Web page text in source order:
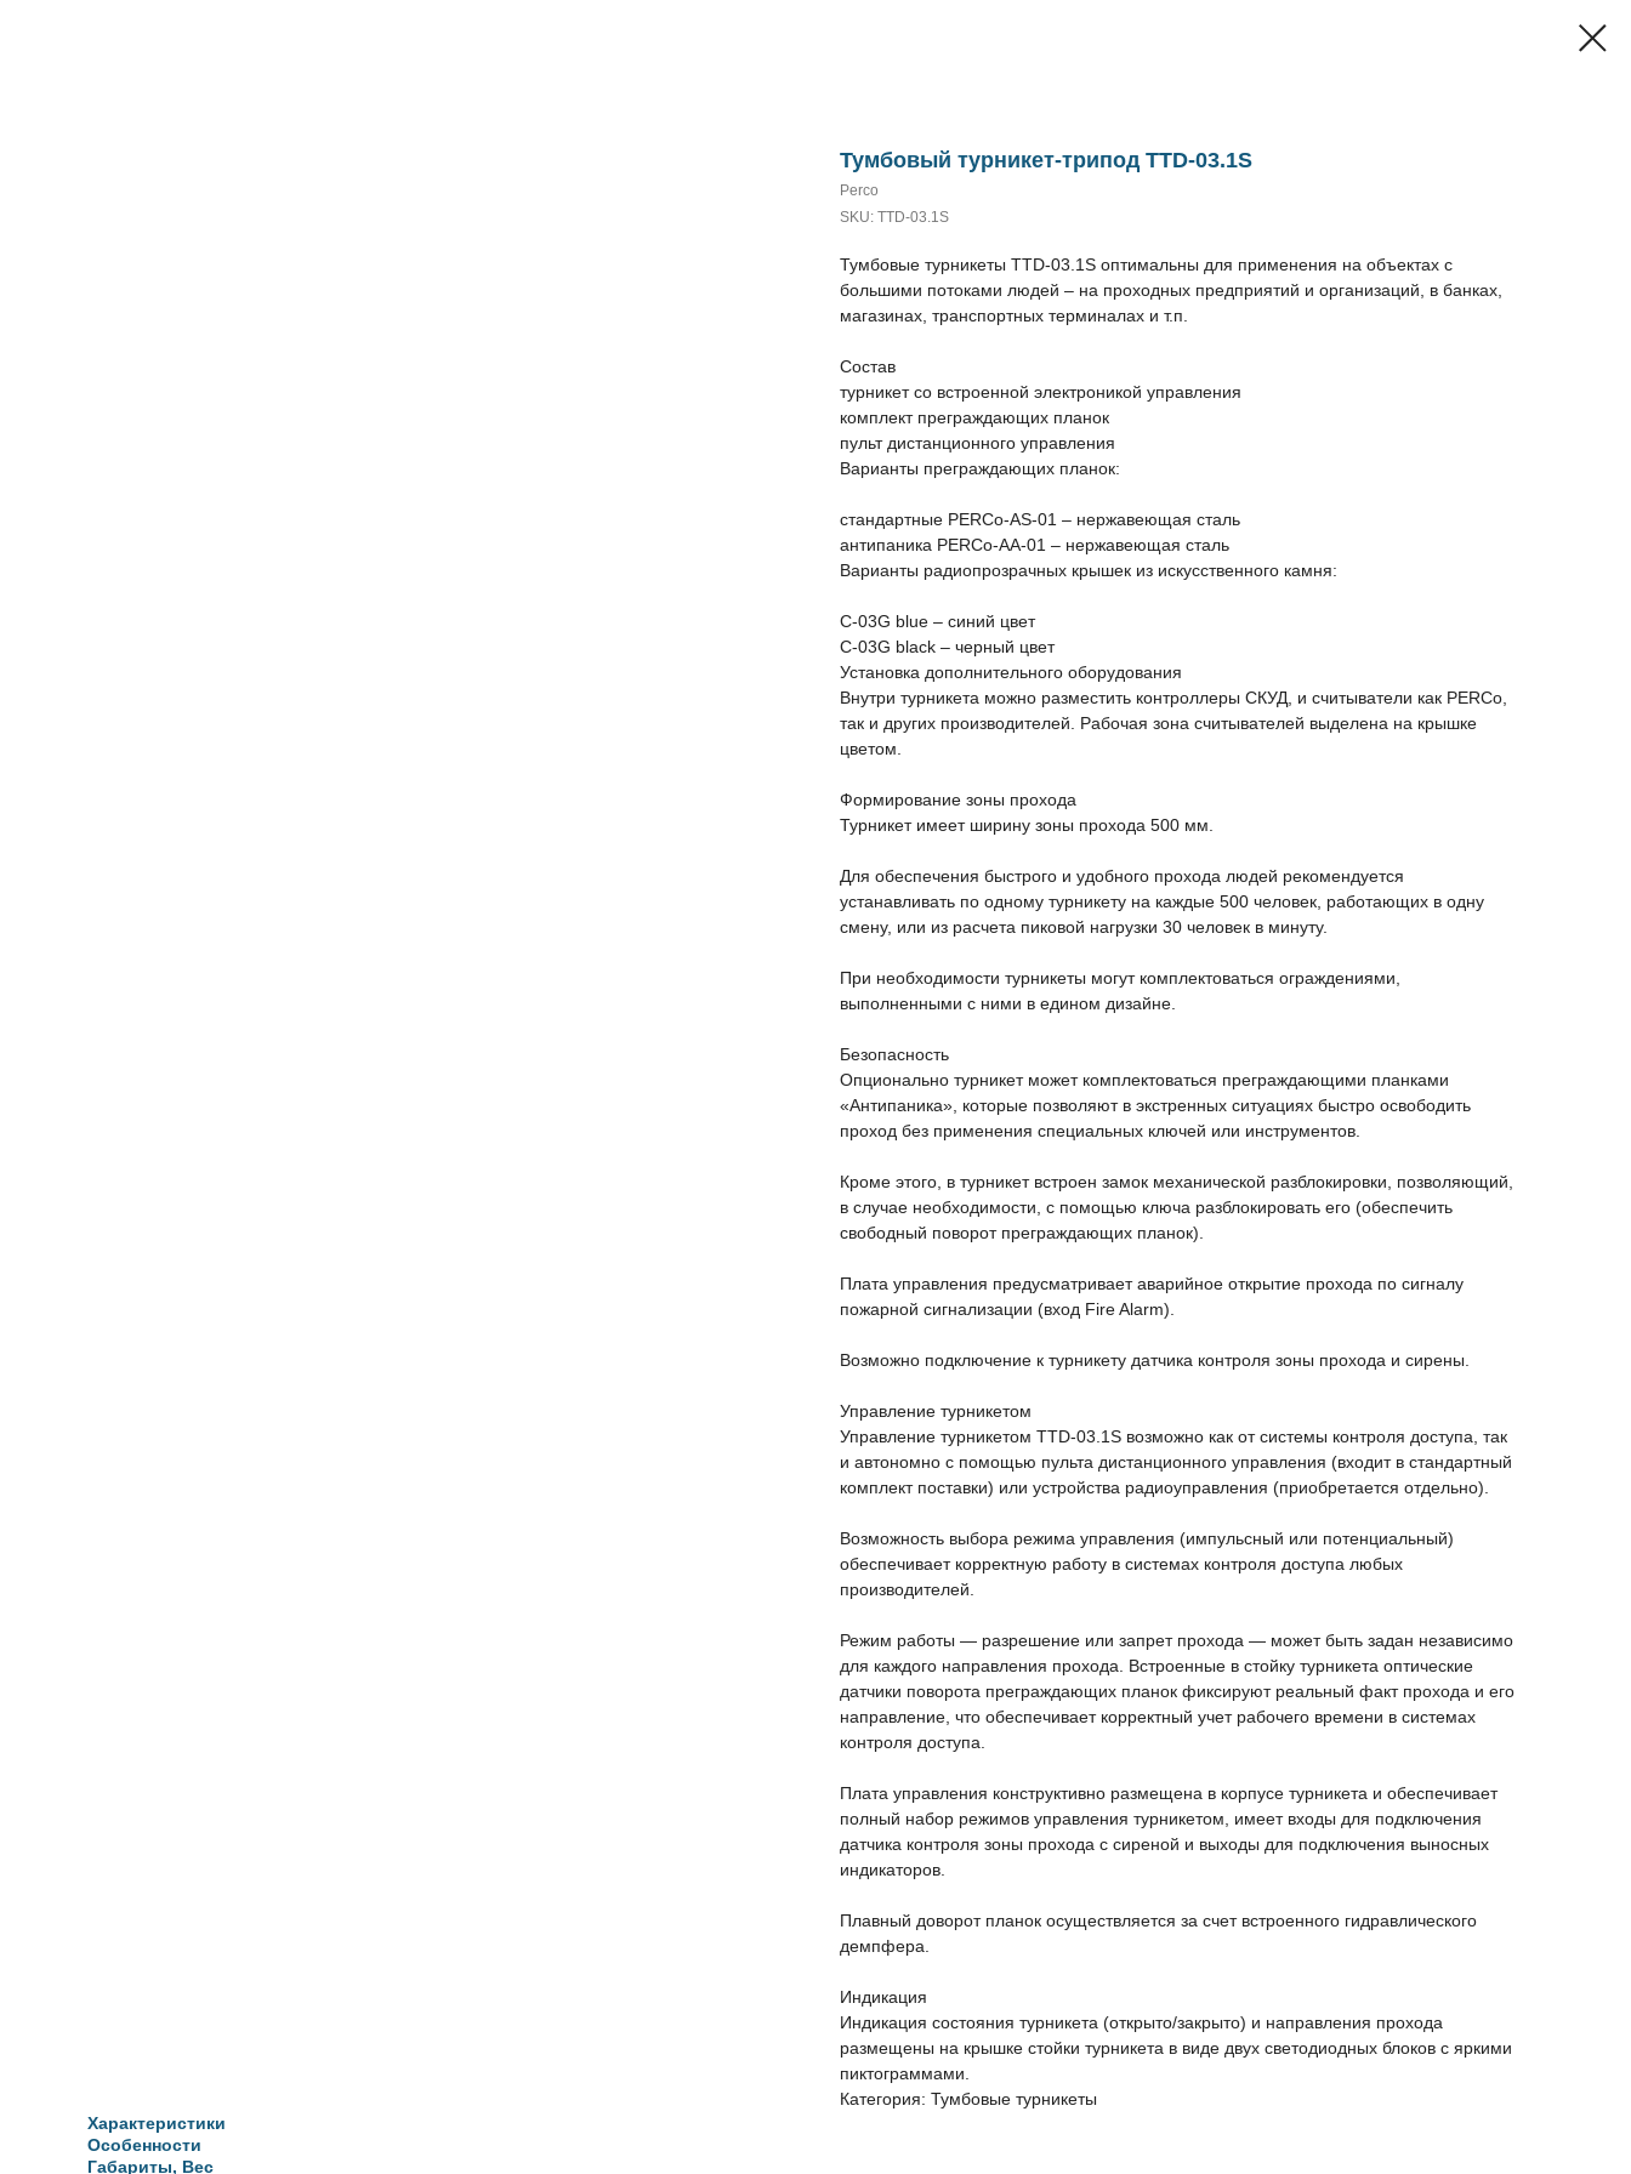
Тумбовый турникет-трипод TTD-03.1S
Perco
SKU: TTD-03.1S
Тумбовые турникеты TTD-03.1S оптимальны для применения на объектах с
большими потоками людей – на проходных предприятий и организаций, в банках,
магазинах, транспортных терминалах и т.п.
Состав
турникет со встроенной электроникой управления
комплект преграждающих планок
пульт дистанционного управления
Варианты преграждающих планок:
cтандартные PERCo-AS-01 – нержавеющая сталь
антипаника PERCo-AA-01 – нержавеющая сталь
Варианты радиопрозрачных крышек из искусственного камня:
C-03G blue – синий цвет
C-03G black – черный цвет
Установка дополнительного оборудования
Внутри турникета можно разместить контроллеры СКУД, и считыватели как PERCo,
так и других производителей. Рабочая зона считывателей выделена на крышке
цветом.
Формирование зоны прохода
Турникет имеет ширину зоны прохода 500 мм.
Для обеспечения быстрого и удобного прохода людей рекомендуется
устанавливать по одному турникету на каждые 500 человек, работающих в одну
смену, или из расчета пиковой нагрузки 30 человек в минуту.
При необходимости турникеты могут комплектоваться ограждениями,
выполненными с ними в едином дизайне.
Безопасность
Опционально турникет может комплектоваться преграждающими планками
«Антипаника», которые позволяют в экстренных ситуациях быстро освободить
проход без применения специальных ключей или инструментов.
Кроме этого, в турникет встроен замок механической разблокировки, позволяющий,
в случае необходимости, с помощью ключа разблокировать его (обеспечить
свободный поворот преграждающих планок).
Плата управления предусматривает аварийное открытие прохода по сигналу
пожарной сигнализации (вход Fire Alarm).
Возможно подключение к турникету датчика контроля зоны прохода и сирены.
Управление турникетом
Управление турникетом TTD-03.1S возможно как от системы контроля доступа, так
и автономно с помощью пульта дистанционного управления (входит в стандартный
комплект поставки) или устройства радиоуправления (приобретается отдельно).
Возможность выбора режима управления (импульсный или потенциальный)
обеспечивает корректную работу в системах контроля доступа любых
производителей.
Режим работы — разрешение или запрет прохода — может быть задан независимо
для каждого направления прохода. Встроенные в стойку турникета оптические
датчики поворота преграждающих планок фиксируют реальный факт прохода и его
направление, что обеспечивает корректный учет рабочего времени в системах
контроля доступа.
Плата управления конструктивно размещена в корпусе турникета и обеспечивает
полный набор режимов управления турникетом, имеет входы для подключения
датчика контроля зоны прохода с сиреной и выходы для подключения выносных
индикаторов.
Плавный доворот планок осуществляется за счет встроенного гидравлического
демпфера.
Индикация
Индикация состояния турникета (открыто/закрыто) и направления прохода
размещены на крышке стойки турникета в виде двух светодиодных блоков с яркими
пиктограммами.
Категория: Тумбовые турникеты
Характеристики
Особенности
Габариты, Вес